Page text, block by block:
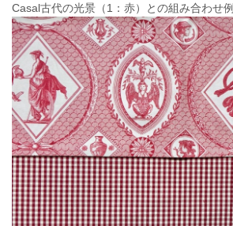
Casal古代の光景（1：赤）との組み合わせ例